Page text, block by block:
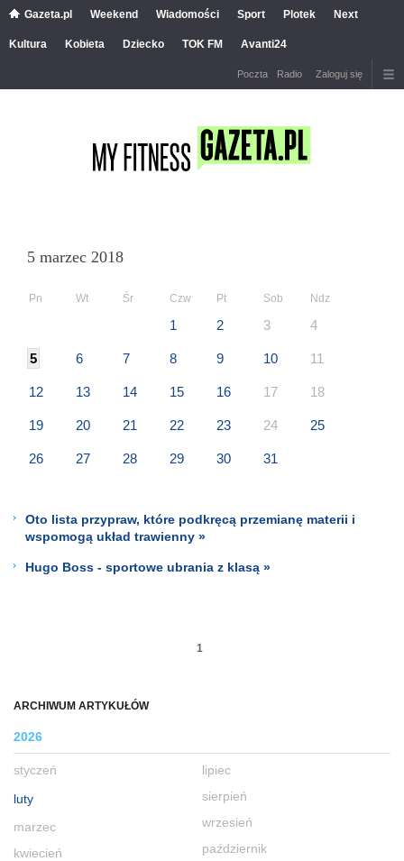
Gazeta.pl Weekend Wiadomości Sport Plotek Next
Kultura Kobieta Dziecko TOK FM Avanti24
Poczta Radio Zaloguj się
ARCHIWUM ARTYKUŁÓW
2026
styczeń
luty
marzec
kwiecień
lipiec
sierpień
wrzesień
październik
5 marzec 2018
Pn Wt Śr Czw Pt Sob Ndz
1 2 3 4
5 6 7 8 9 10 11
12 13 14 15 16 17 18
19 20 21 22 23 24 25
26 27 28 29 30 31
Oto lista przypraw, które podkręcą przemianę materii i
wspomogą układ trawienny »
Hugo Boss - sportowe ubrania z klasą »
1